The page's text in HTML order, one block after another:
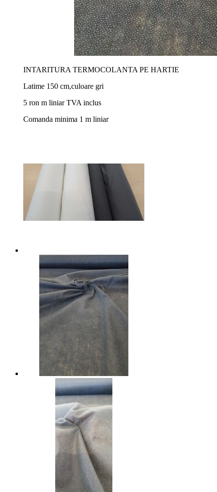
INTARITURA TERMOCOLANTA PE HARTIE
Latime 150 cm,culoare gri
5 ron m liniar TVA inclus
Comanda minima 1 m liniar